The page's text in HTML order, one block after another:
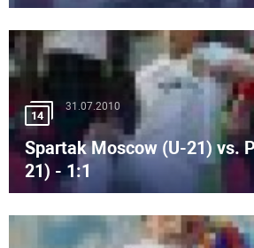
14
31.07.2010
Spartak Moscow (U-21) vs.
21) - 1:1